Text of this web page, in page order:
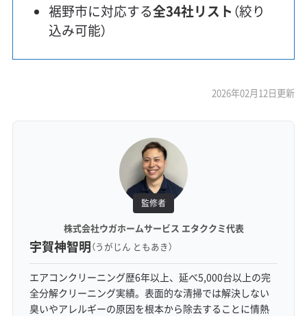
裾野市に対応する全34社リスト （絞り
込み可能）
2026年02月12日更新
監修者
株式会社ウガホームサービス エタククミ代表
宇賀神智明（うがじん ともあき）
エアコンクリーニング歴6年以上、延べ5,000台以上の完
全分解クリーニング実績。表面的な清掃では解決しない
臭いやアレルギーの原因を根本から除去することに情熱